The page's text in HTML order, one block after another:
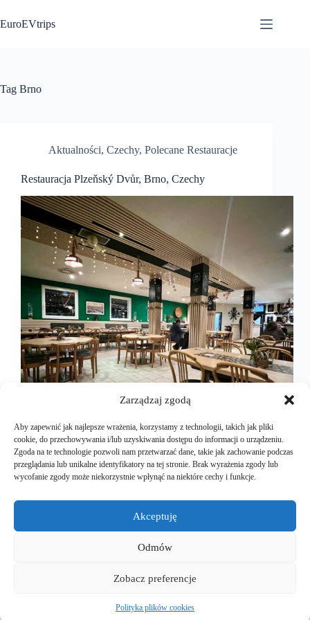
Zarządzaj zgodą
Aby zapewnić jak najlepsze wrażenia, korzystamy z technologii, takich jak pliki
cookie, do przechowywania i/lub uzyskiwania dostępu do informacji o urządzeniu.
Zgoda na te technologie pozwoli nam przetwarzać dane, takie jak zachowanie podczas
przeglądania lub unikalne identyfikatory na tej stronie. Brak wyrażenia zgody lub
wycofanie zgody może niekorzystnie wpłynąć na niektóre cechy i funkcje.
Akceptuję
Odmów
Zobacz preferencje
Polityka plików cookies
do
treści
EuroEVtrips
Tag Brno
Aktualności, Czechy, Polecane Restauracje
Restauracja Plzeňský Dvůr, Brno, Czechy
To zupełnie wyjątkowy lokal. Zupełnie też
w ostatnich latach. Plzeňský dvůr, to jakby
jadłodajnia a nie restauracja. Tylko o wyższym
standardzie. Kiedy usiedliśmy przy stoliku wcale nie
2024-11-18